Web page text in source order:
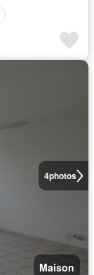
4photos
Maison